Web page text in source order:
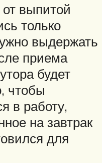
выпитой
только
выдержать
приема
будет
чтобы
в работу,
на завтрак
для